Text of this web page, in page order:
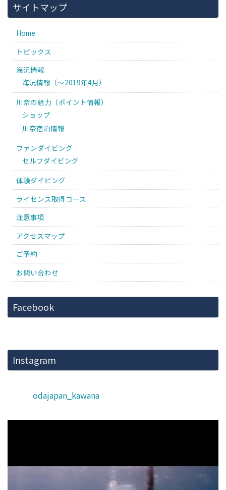
サイトマップ
Home
トピックス
海況情報
海況情報（〜2019年4月）
川奈の魅力（ポイント情報）
ショップ
川奈宿泊情報
ファンダイビング
セルフダイビング
体験ダイビング
ライセンス取得コース
注意事項
アクセスマップ
ご予約
お問い合わせ
Facebook
Instagram
odajapan_kawana